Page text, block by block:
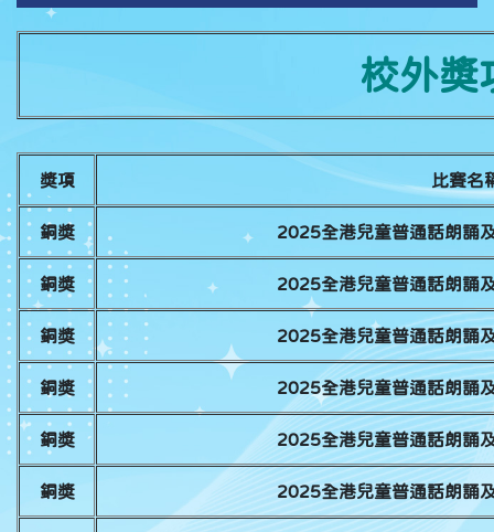
校外獎
獎項 比賽名
銅獎 2025全港兒童普通話朗誦
銅獎 2025全港兒童普通話朗誦
銅獎 2025全港兒童普通話朗誦
銅獎 2025全港兒童普通話朗誦
銅獎 2025全港兒童普通話朗誦
銅獎 2025全港兒童普通話朗誦